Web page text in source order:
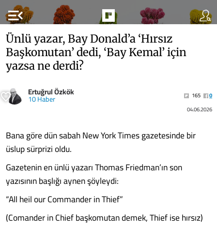
menu_open
Ünlü yazar, Bay Donald’a ‘Hırsız
Başkomutan’ dedi, ‘Bay Kemal’ için
yazsa ne derdi?
Ertuğrul Özkök
10 Haber 165
0
04.06.2026
Bana göre dün sabah New York Times gazetesinde bir
üslup sürprizi oldu.
Gazetenin en ünlü yazarı Thomas Friedman’ın son
yazısının başlığı aynen şöyleydi:
“All heil our Commander in Thief”
(Comander in Chief başkomutan demek, Thief ise hırsız)